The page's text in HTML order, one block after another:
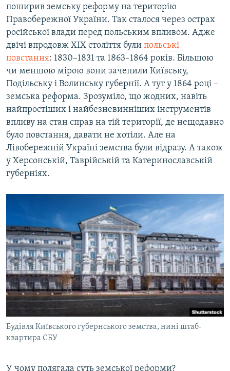
поширив земську реформу на територію
Правобережної України. Так сталося через острах
російської влади перед польським впливом. Адже
двічі впродовж ХІХ століття були польські
повстання: 1830–1831 та 1863–1864 років. Більшою
чи меншою мірою вони зачепили Київську,
Подільську і Волинську губернії. А тут у 1864 році –
земська реформа. Зрозуміло, що жодних, навіть
найпростіших і найбезневинніших інструментів
впливу на стан справ на тій території, де нещодавно
було повстання, давати не хотіли. Але на
Лівобережній Україні земства були відразу. А також
у Херсонській, Таврійській та Катеринославській
губерніях.
Будівля Київського губернського земства, нині штаб-
квартира СБУ
У чому полягала суть земської реформи?